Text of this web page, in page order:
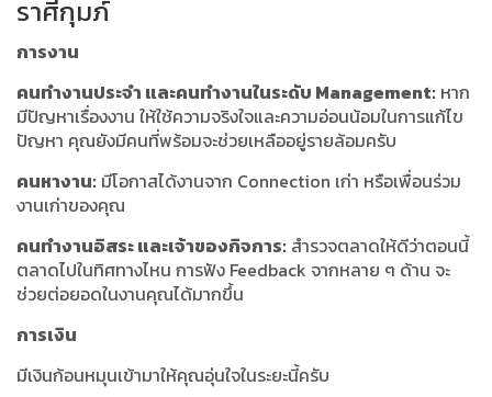
ราศีกุมภ์
การงาน
คนทำงานประจำ และคนทำงานในระดับ Management: หาก
มีปัญหาเรื่องงาน ให้ใช้ความจริงใจและความอ่อนน้อมในการแก้ไข
ปัญหา คุณยังมีคนที่พร้อมจะช่วยเหลืออยู่รายล้อมครับ
คนหางาน: มีโอกาสได้งานจาก Connection เก่า หรือเพื่อนร่วม
งานเก่าของคุณ
คนทำงานอิสระ และเจ้าของกิจการ: สำรวจตลาดให้ดีว่าตอนนี้
ตลาดไปในทิศทางไหน การฟัง Feedback จากหลาย ๆ ด้าน จะ
ช่วยต่อยอดในงานคุณได้มากขึ้น
การเงิน
มีเงินก้อนหมุนเข้ามาให้คุณอุ่นใจในระยะนี้ครับ